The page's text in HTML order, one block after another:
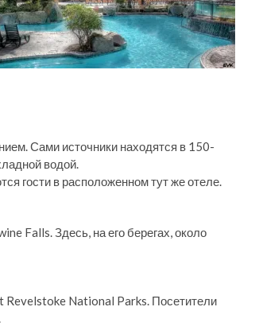
Сами источники находятся в 150-
водой.
гости в расположенном тут же отеле.
Falls. Здесь, на его берегах, около
National Parks. Посетители